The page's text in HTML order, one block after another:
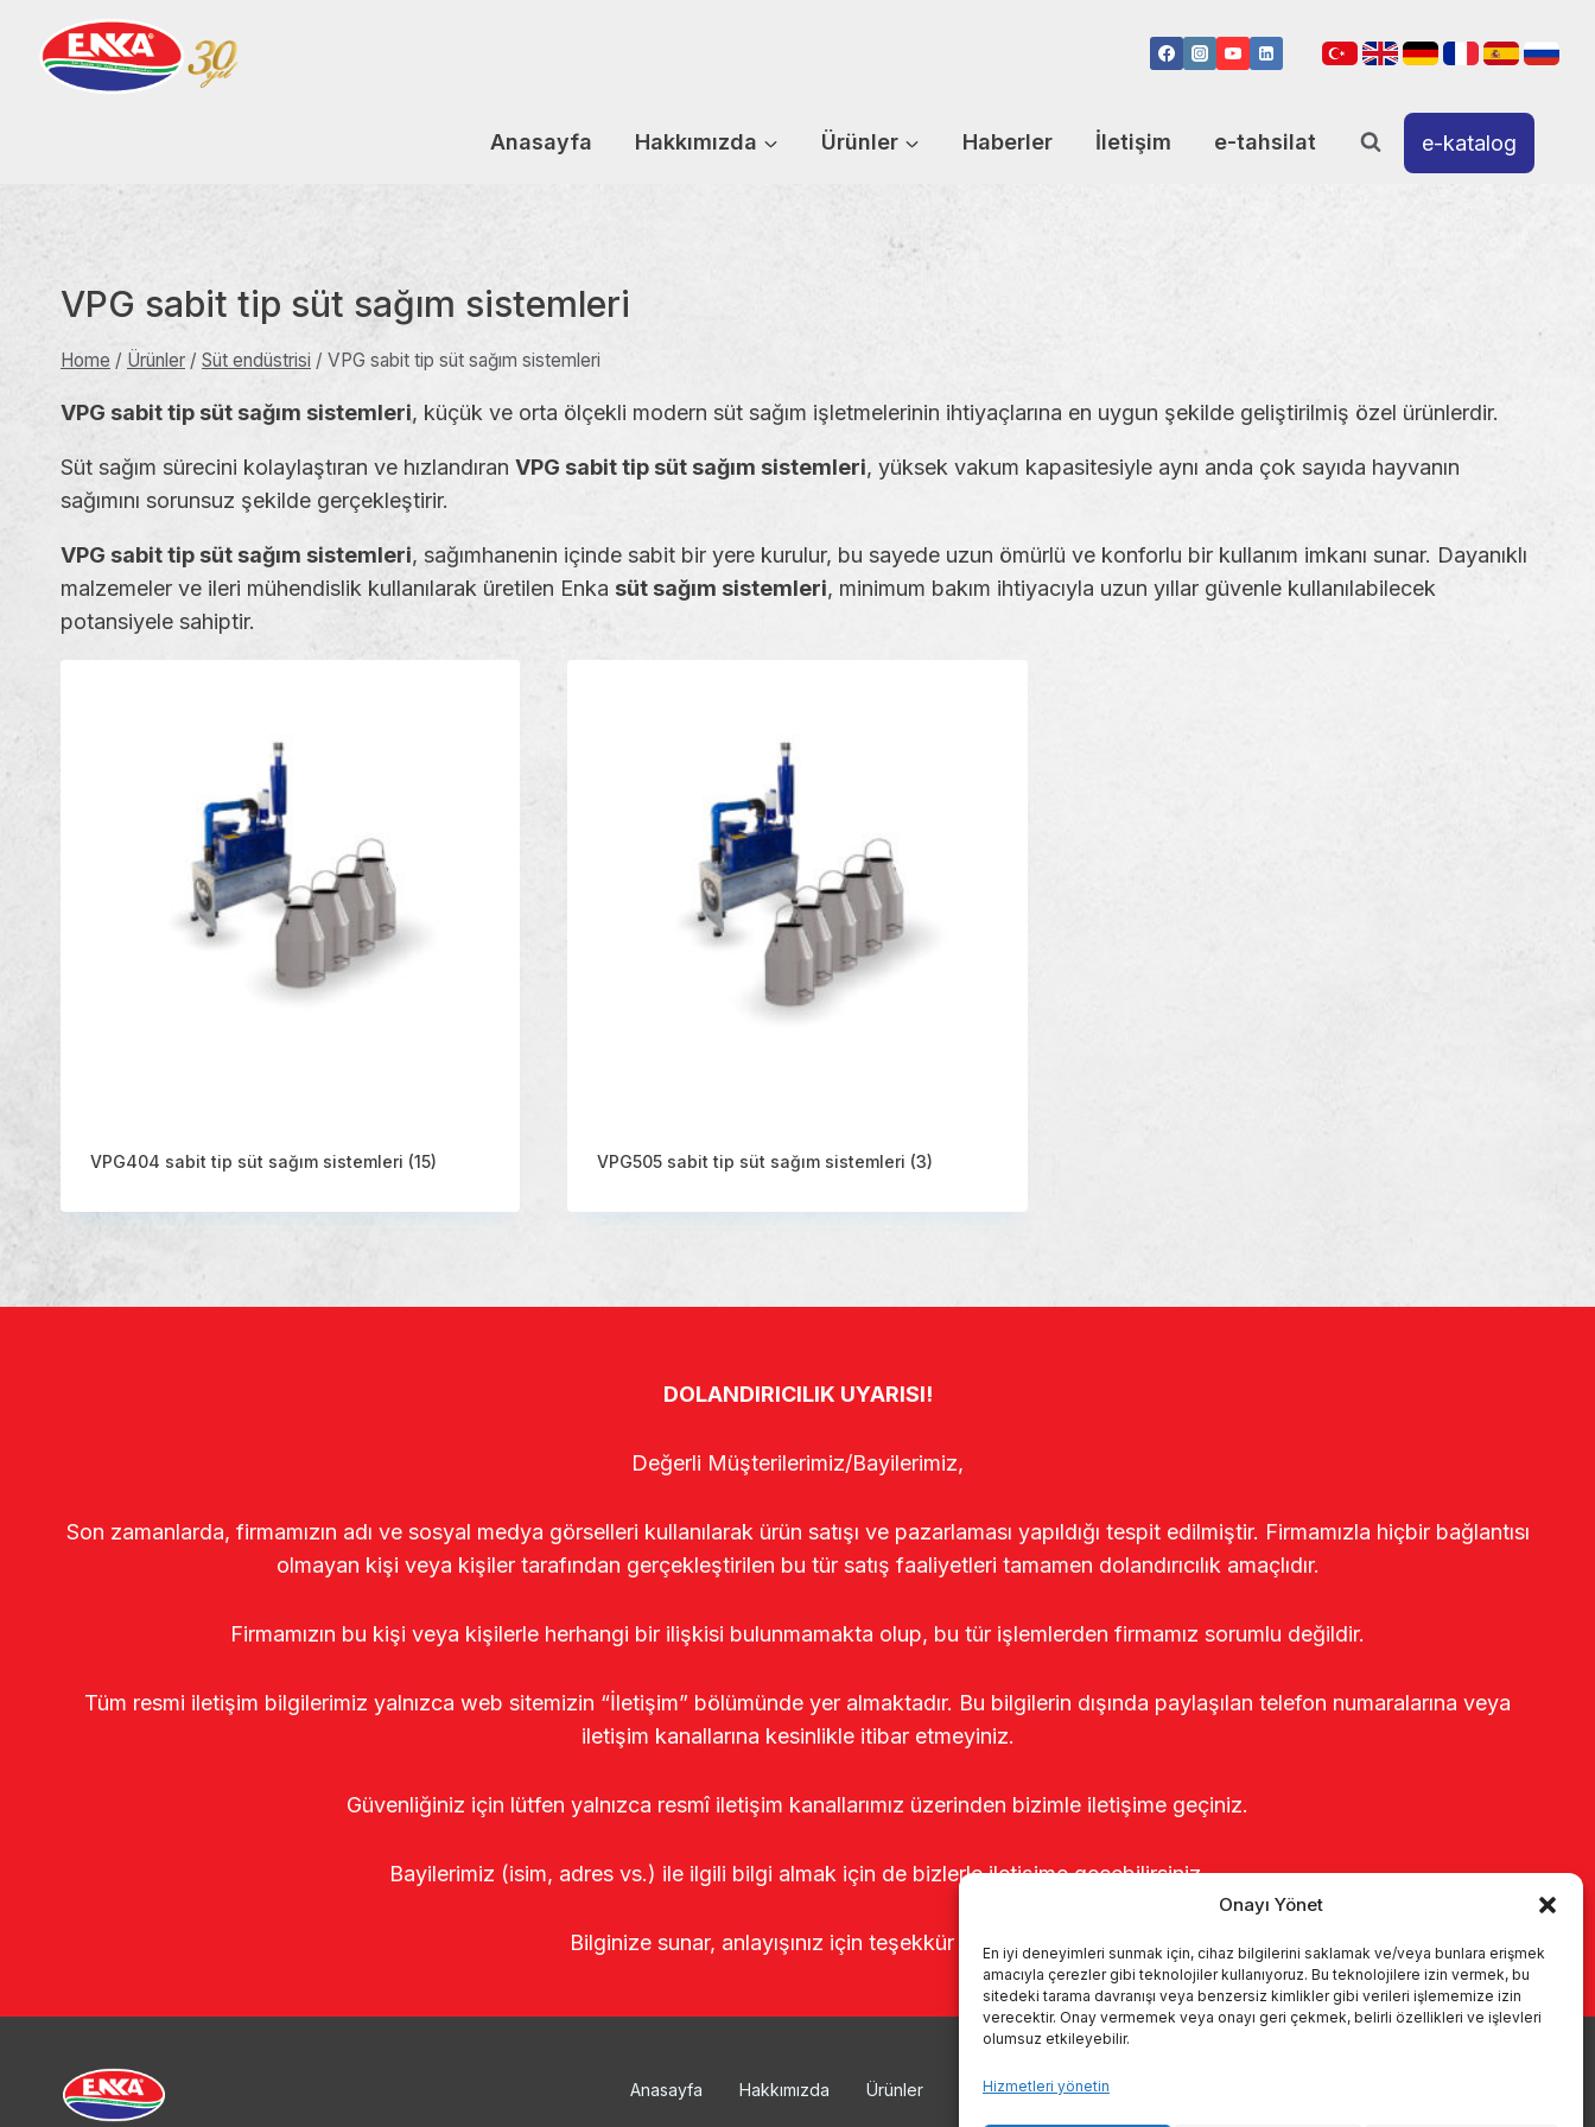
Onayı Yönet
En iyi deneyimleri sunmak için, cihaz bilgilerini saklamak ve/veya bunlara erişmek
amacıyla çerezler gibi teknolojiler kullanıyoruz. Bu teknolojilere izin vermek, bu
sitedeki tarama davranışı veya benzersiz kimlikler gibi verileri işlememize izin
verecektir. Onay vermemek veya onayı geri çekmek, belirli özellikleri ve işlevleri
olumsuz etkileyebilir.
Hizmetleri yönetin
content
Anasayfa Hakkımızda Ürünler Haberler İletişim e-tahsilat e-katalog
VPG sabit tip süt sağım sistemleri
Home / Ürünler / Süt endüstrisi / VPG sabit tip süt sağım sistemleri
VPG sabit tip süt sağım sistemleri, küçük ve orta ölçekli modern süt sağım işletmelerinin ihtiyaçlarına en uygun şekilde geliştirilmiş özel ürünlerdir.
Süt sağım sürecini kolaylaştıran ve hızlandıran VPG sabit tip süt sağım sistemleri, yüksek vakum kapasitesiyle aynı anda çok sayıda hayvanın
sağımını sorunsuz şekilde gerçekleştirir.
VPG sabit tip süt sağım sistemleri, sağımhanenin içinde sabit bir yere kurulur, bu sayede uzun ömürlü ve konforlu bir kullanım imkanı sunar. Dayanıklı
malzemeler ve ileri mühendislik kullanılarak üretilen Enka süt sağım sistemleri, minimum bakım ihtiyacıyla uzun yıllar güvenle kullanılabilecek
potansiyele sahiptir.
VPG404 sabit tip süt sağım sistemleri (15) VPG505 sabit tip süt sağım sistemleri (3)
DOLANDIRICILIK UYARISI!
Değerli Müşterilerimiz/Bayilerimiz,
Son zamanlarda, firmamızın adı ve sosyal medya görselleri kullanılarak ürün satışı ve pazarlaması yapıldığı tespit edilmiştir. Firmamızla hiçbir bağlantısı
olmayan kişi veya kişiler tarafından gerçekleştirilen bu tür satış faaliyetleri tamamen dolandırıcılık amaçlıdır.
Firmamızın bu kişi veya kişilerle herhangi bir ilişkisi bulunmamakta olup, bu tür işlemlerden firmamız sorumlu değildir.
Tüm resmi iletişim bilgilerimiz yalnızca web sitemizin “İletişim” bölümünde yer almaktadır. Bu bilgilerin dışında paylaşılan telefon numaralarına veya
iletişim kanallarına kesinlikle itibar etmeyiniz.
Güvenliğiniz için lütfen yalnızca resmî iletişim kanallarımız üzerinden bizimle iletişime geçiniz.
Bayilerimiz (isim, adres vs.) ile ilgili bilgi almak için de bizlerle iletişime geçebilirsiniz.
Bilginize sunar, anlayışınız için teşekkür ederiz.
Anasayfa Hakkımızda Ürünler Sağımhaneler Kataloglar